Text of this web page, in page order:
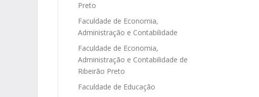
Preto
Faculdade de Economia,
Administração e Contabilidade
Faculdade de Economia,
Administração e Contabilidade de
Ribeirão Preto
Faculdade de Educação